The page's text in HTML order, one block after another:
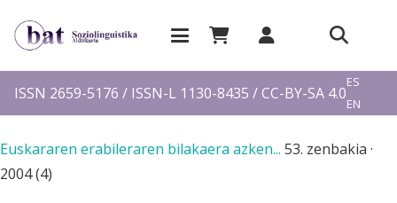
ISSN 2659-5176 / ISSN-L 1130-8435 / CC-BY-SA 4.0
ES
EN
Euskararen erabileraren bilakaera azken... 53. zenbakia ·
2004 (4)